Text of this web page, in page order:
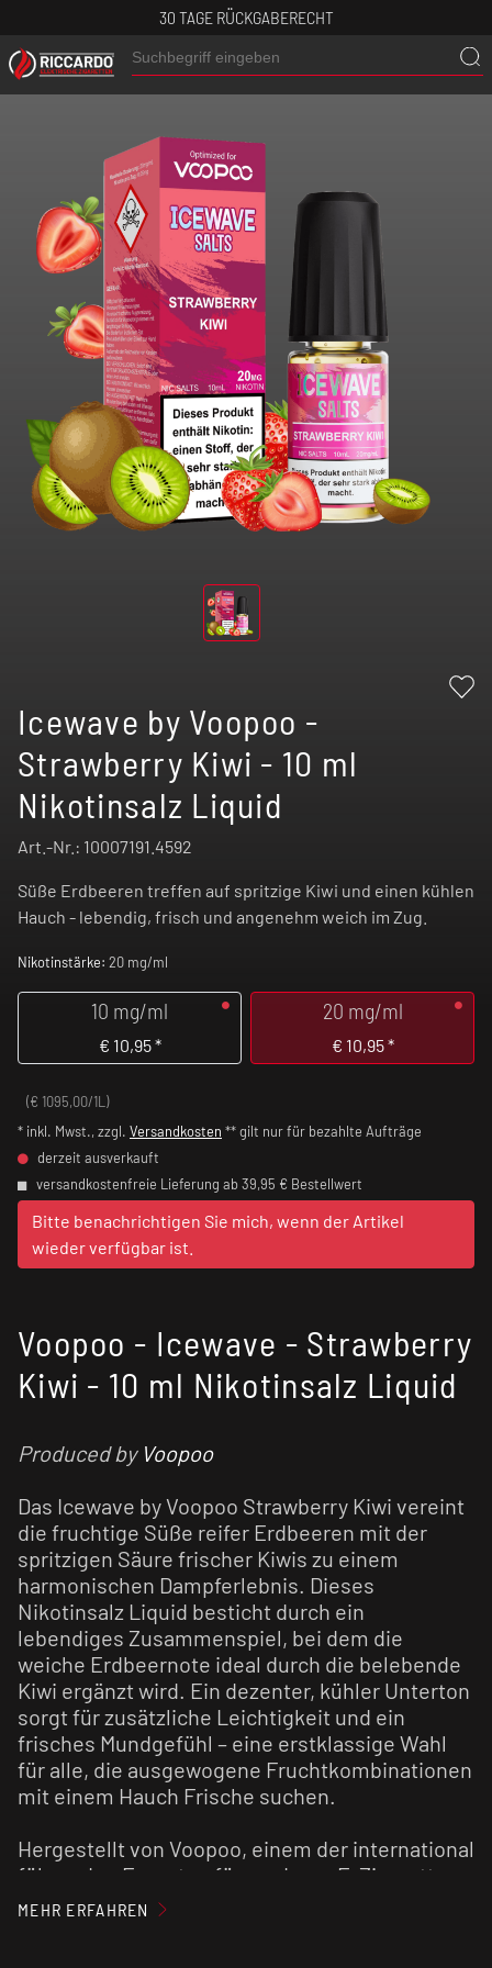
30 TAGE RÜCKGABERECHT
Icewave by Voopoo -
Strawberry Kiwi - 10 ml
Nikotinsalz Liquid
Art.-Nr.: 10007191.4592
Süße Erdbeeren treffen auf spritzige Kiwi und einen kühlen
Hauch - lebendig, frisch und angenehm weich im Zug.
Nikotinstärke: 20 mg/ml
10 mg/ml
€ 10,95*
20 mg/ml
€ 10,95*
(€ 1095,00/1L)
* inkl. Mwst., zzgl. Versandkosten ** gilt nur für bezahlte Aufträge
derzeit ausverkauft
versandkostenfreie Lieferung ab 39,95 € Bestellwert
Bitte benachrichtigen Sie mich, wenn der Artikel
wieder verfügbar ist.
Voopoo - Icewave - Strawberry
Kiwi - 10 ml Nikotinsalz Liquid
Produced by Voopoo
Das Icewave by Voopoo Strawberry Kiwi vereint
die fruchtige Süße reifer Erdbeeren mit der
spritzigen Säure frischer Kiwis zu einem
harmonischen Dampferlebnis. Dieses
Nikotinsalz Liquid besticht durch ein
lebendiges Zusammenspiel, bei dem die
weiche Erdbeernote ideal durch die belebende
Kiwi ergänzt wird. Ein dezenter, kühler Unterton
sorgt für zusätzliche Leichtigkeit und ein
frisches Mundgefühl – eine erstklassige Wahl
für alle, die ausgewogene Fruchtkombinationen
mit einem Hauch Frische suchen.
Hergestellt von Voopoo, einem der international
führenden Experten für moderne E-Zigaretten-
Technologie, steht dieses Fertigliquid für
MEHR ERFAHREN